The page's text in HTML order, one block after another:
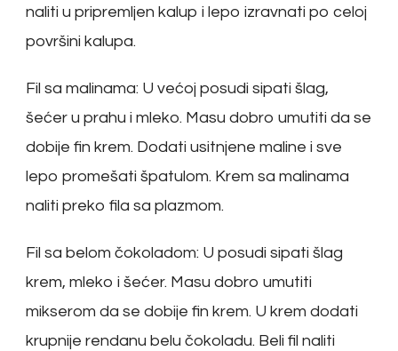
naliti u pripremljen kalup i lepo izravnati po celoj
površini kalupa.
Fil sa malinama: U većoj posudi sipati šlag,
šećer u prahu i mleko. Masu dobro umutiti da se
dobije fin krem. Dodati usitnjene maline i sve
lepo promešati špatulom. Krem sa malinama
naliti preko fila sa plazmom.
Fil sa belom čokoladom: U posudi sipati šlag
krem, mleko i šećer. Masu dobro umutiti
mikserom da se dobije fin krem. U krem dodati
krupnije rendanu belu čokoladu. Beli fil naliti